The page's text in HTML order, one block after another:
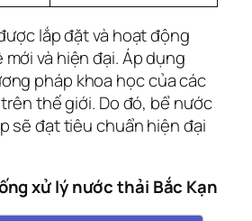
lắp đặt và hoạt động
và hiện đại. Áp dụng
pháp khoa học của các
thế giới. Do đó, bể nước
sẽ đạt tiêu chuẩn hiện đại
xử lý nước thải Bắc Kạn